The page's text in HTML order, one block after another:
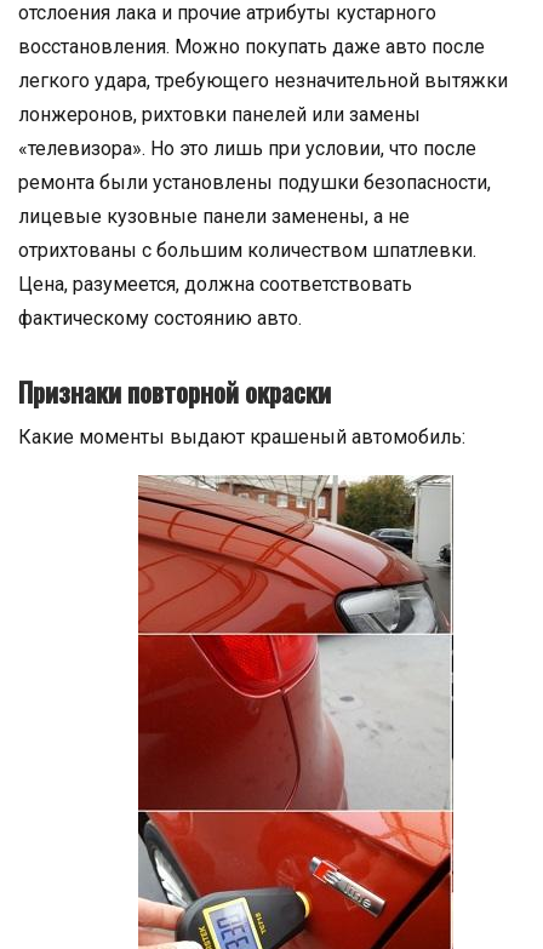
отслоения лака и прочие атрибуты кустарного
восстановления. Можно покупать даже авто после
легкого удара, требующего незначительной вытяжки
лонжеронов, рихтовки панелей или замены
«телевизора». Но это лишь при условии, что после
ремонта были установлены подушки безопасности,
лицевые кузовные панели заменены, а не
отрихтованы с большим количеством шпатлевки.
Цена, разумеется, должна соответствовать
фактическому состоянию авто.
Признаки повторной окраски
Какие моменты выдают крашеный автомобиль: